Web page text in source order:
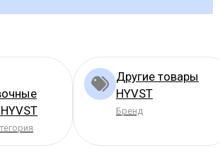
Другие товары
HYVST
Бренд